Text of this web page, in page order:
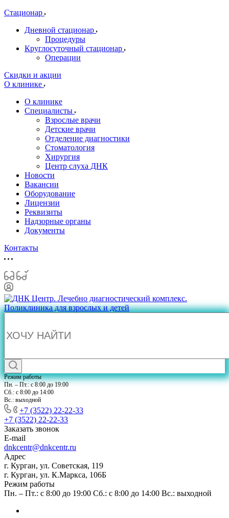
Стационар
Дневной стационар
Процедуры
Круглосуточный стационар
Операции
Скидки и акции
О клинике
О клинике
Специалисты
Взрослые врачи
Детские врачи
Отделение диагностики
Стоматология
Хирургия
Центр слуха ДНК
Новости
Вакансии
Оборудование
Лицензии
Реквизиты
Надзорные органы
Документы
Контакты
Режим работы
Пн. – Пт.: с 8:00 до 19:00
Сб.: с 8:00 до 14:00
Вс.: выходной
+7 (3522) 22-22-33
+7 (3522) 22-22-33
Заказать звонок
E-mail
dnkcentr@dnkcentr.ru
Адрес
г. Курган, ул. Советская, 119
г. Курган, ул. К.Маркса, 106Б
Режим работы
Пн. – Пт.: с 8:00 до 19:00 Сб.: с 8:00 до 14:00 Вс.: выходной